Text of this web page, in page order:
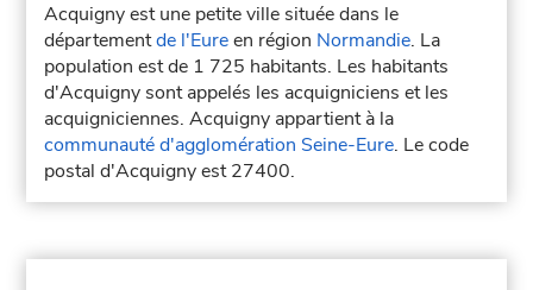
Acquigny est une petite ville située dans le
départementde l'Eureen région Normandie. La
population est de 1 725 habitants. Les habitants
d'Acquigny sont appelés les acquigniciens et les
acquigniciennes. Acquigny appartient à la
communauté d'agglomération Seine-Eure. Le code
postal d'Acquigny est 27400.